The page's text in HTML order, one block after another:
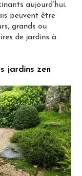
aujourd’hui.
peuvent être
grands ou
de jardins à
jardins zen